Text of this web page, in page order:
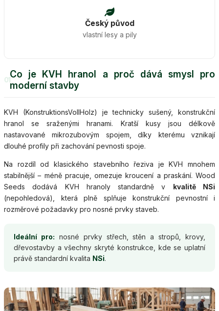
Český původ
vlastní lesy a pily
01Co je KVH hranol a proč dává smysl pro
moderní stavby
KVH (KonstruktionsVollHolz) je technicky sušený, konstrukční
hranol se sraženými hranami. Kratší kusy jsou délkově
nastavované mikrozubovým spojem, díky kterému vznikají
dlouhé profily při zachování pevnosti spoje.
Na rozdíl od klasického stavebního řeziva je KVH mnohem
stabilnější – méně pracuje, omezuje kroucení a praskání. Wood
Seeds dodává KVH hranoly standardně v kvalitě NSi
(nepohledová), která plně splňuje konstrukční pevnostní i
rozměrové požadavky pro nosné prvky staveb.
Ideální pro: nosné prvky střech, stěn a stropů, krovy,
dřevostavby a všechny skryté konstrukce, kde se uplatní
právě standardní kvalita NSi.